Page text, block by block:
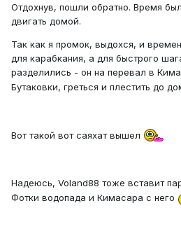
Отдохнув, пошли обратно. Время
двигать домой.
Так как я промок, выдохся, и
для карабкания, а для быстрого
разделились - он на перевал в
Бутаковки, греться и плестить до
Вот такой вот саяхат вышел
Надеюсь, Voland88 тоже вставит
Фотки водопада и Кимасара с него